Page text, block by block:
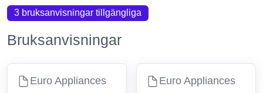
problem. På vår sida finns för närvarande 1
manual tillgänglig för Euro Appliances spisar,
inklusive populära modeller som ECT900GX2.
Detta gör det enklare för dig att hitta rätt
3 bruksanvisningar tillgängliga
Bruksanvisningar
Euro Appliances
Euro Appliances